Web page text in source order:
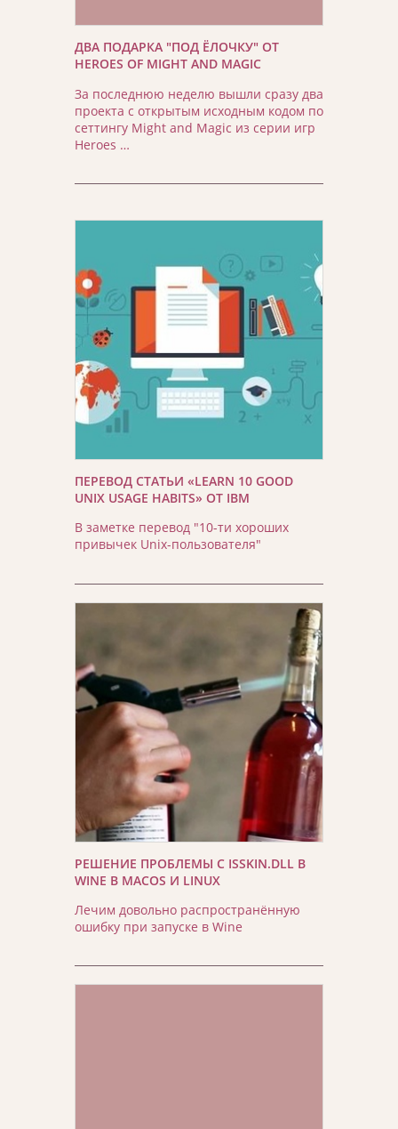
ДВА ПОДАРКА "ПОД ЁЛОЧКУ" ОТ
HEROES OF MIGHT AND MAGIC
За последнюю неделю вышли сразу два
проекта с открытым исходным кодом по
сеттингу Might and Magic из серии игр
Heroes …
ПЕРЕВОД СТАТЬИ «LEARN 10 GOOD
UNIX USAGE HABITS» ОТ IBM
В заметке перевод "10-ти хороших
привычек Unix-пользователя"
РЕШЕНИЕ ПРОБЛЕМЫ С ISSKIN.DLL В
WINE В MACOS И LINUX
Лечим довольно распространённую
ошибку при запуске в Wine